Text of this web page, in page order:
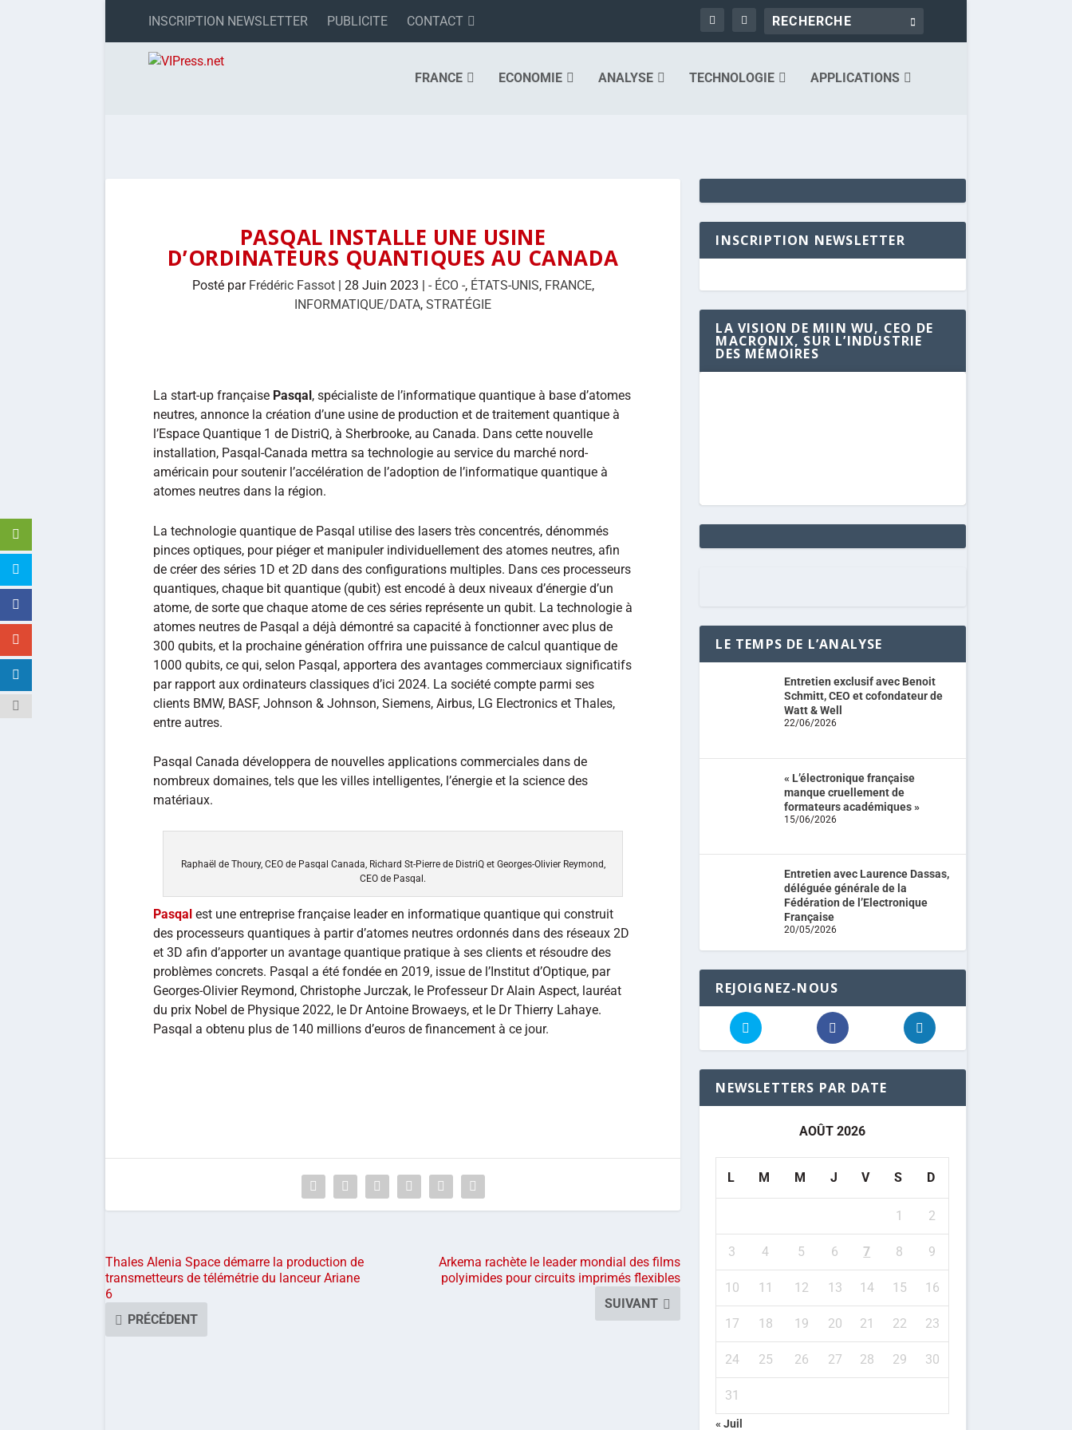
INSCRIPTION NEWSLETTER PUBLICITE CONTACT
FRANCE ECONOMIE ANALYSE TECHNOLOGIE APPLICATIONS
PASQAL INSTALLE UNE USINE
D’ORDINATEURS QUANTIQUES AU CANADA
Posté par Frédéric Fassot| 28 Juin 2023 | - ÉCO -, ÉTATS-UNIS, FRANCE,
INFORMATIQUE/DATA,STRATÉGIE
La start-up française Pasqal, spécialiste de l’informatique quantique à base d’atomes
neutres, annonce la création d’une usine de production et de traitement quantique à
l’Espace Quantique 1 de DistriQ, à Sherbrooke, au Canada. Dans cette nouvelle
installation, Pasqal-Canada mettra sa technologie au service du marché nord-
américain pour soutenir l’accélération de l’adoption de l’informatique quantique à
atomes neutres dans la région.
La technologie quantique de Pasqal utilise des lasers très concentrés, dénommés
pinces optiques, pour piéger et manipuler individuellement des atomes neutres, afin
de créer des séries 1D et 2D dans des configurations multiples. Dans ces processeurs
quantiques, chaque bit quantique (qubit) est encodé à deux niveaux d’énergie d’un
atome, de sorte que chaque atome de ces séries représente un qubit. La technologie à
atomes neutres de Pasqal a déjà démontré sa capacité à fonctionner avec plus de
300 qubits, et la prochaine génération offrira une puissance de calcul quantique de
1000 qubits, ce qui, selon Pasqal, apportera des avantages commerciaux significatifs
par rapport aux ordinateurs classiques d’ici 2024. La société compte parmi ses
clients BMW, BASF, Johnson & Johnson, Siemens, Airbus, LG Electronics et Thales,
entre autres.
Pasqal Canada développera de nouvelles applications commerciales dans de
nombreux domaines, tels que les villes intelligentes, l’énergie et la science des
matériaux.
Raphaël de Thoury, CEO de Pasqal Canada, Richard St-Pierre de DistriQ et Georges-Olivier Reymond,
CEO de Pasqal.
Pasqal est une entreprise française leader en informatique quantique qui construit
des processeurs quantiques à partir d’atomes neutres ordonnés dans des réseaux 2D
et 3D afin d’apporter un avantage quantique pratique à ses clients et résoudre des
problèmes concrets. Pasqal a été fondée en 2019, issue de l’Institut d’Optique, par
Georges-Olivier Reymond, Christophe Jurczak, le Professeur Dr Alain Aspect, lauréat
du prix Nobel de Physique 2022, le Dr Antoine Browaeys, et le Dr Thierry Lahaye.
Pasqal a obtenu plus de 140 millions d’euros de financement à ce jour.
Thales Alenia Space démarre la production de
transmetteurs de télémétrie du lanceur Ariane
6
PRÉCÉDENT
Arkema rachète le leader mondial des films
polyimides pour circuits imprimés flexibles
SUIVANT
INSCRIPTION NEWSLETTER
LA VISION DE MIIN WU, CEO DE
MACRONIX, SUR L’INDUSTRIE
DES MÉMOIRES
LE TEMPS DE L’ANALYSE
Entretien exclusif avec Benoit
Schmitt, CEO et cofondateur de
Watt & Well
22/06/2026
« L’électronique française
manque cruellement de
formateurs académiques »
15/06/2026
Entretien avec Laurence Dassas,
déléguée générale de la
Fédération de l’Electronique
Française
20/05/2026
REJOIGNEZ-NOUS
NEWSLETTERS PAR DATE
AOÛT 2026
L M M J V S D
1 2
3 4 5 6 7 8 9
10 11 12 13 14 15 16
17 18 19 20 21 22 23
24 25 26 27 28 29 30
31
« Juil